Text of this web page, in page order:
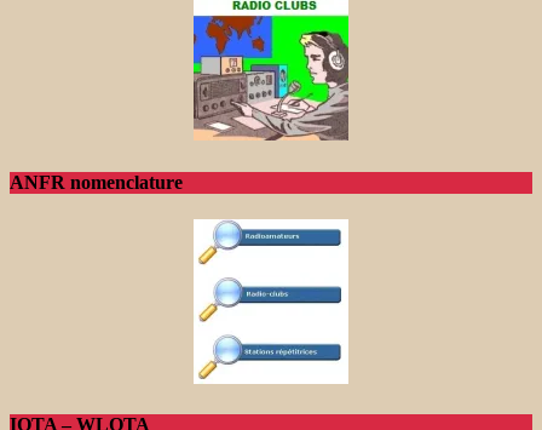
ANFR nomenclature
IOTA – WLOTA